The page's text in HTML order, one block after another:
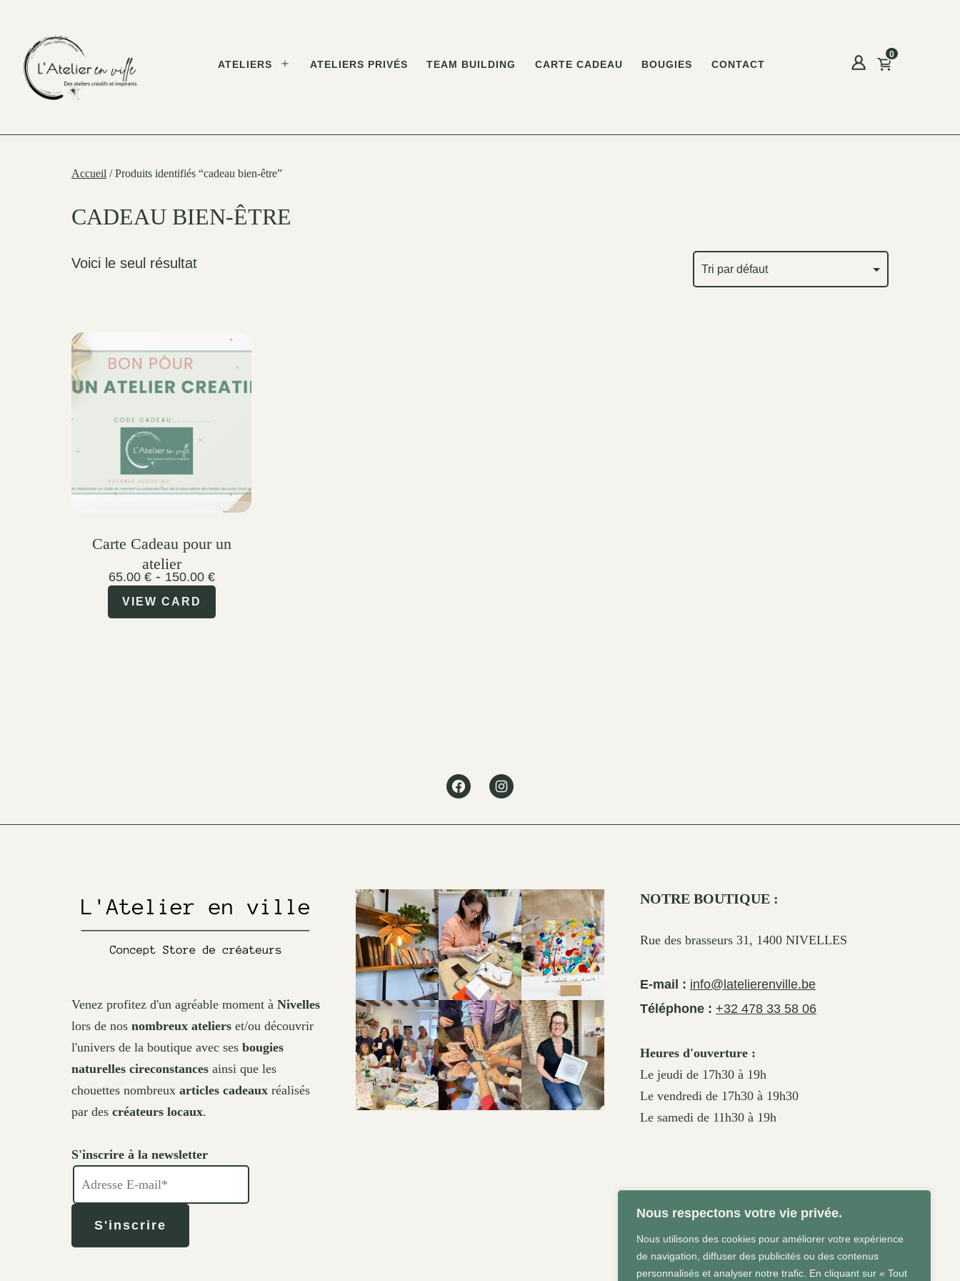
Nous respectons votre vie privée.
Nous utilisons des cookies pour améliorer votre expérience
de navigation, diffuser des publicités ou des contenus
personnalisés et analyser notre trafic. En cliquant sur « Tout
content
en
ATELIERS ATELIERS PRIVÉS TEAM BUILDING CARTE CADEAU BOUGIES CONTACT
0
Accueil / Produits identifiés “cadeau bien-être”
CADEAU BIEN-ÊTRE
Voici le seul résultat
Carte Cadeau pour un
atelier
65.00 €- 150.00 €
VIEW CARD
FacebookInstagram
Venez profitez d'un agréable moment à Nivelles
lors de nos nombreux ateliers et/ou découvrir
l'univers de la boutique avec ses bougies
naturelles cireconstances ainsi que les
chouettes nombreux articles cadeaux réalisés
par des créateurs locaux.
S'inscrire à la newsletter
NOTRE BOUTIQUE :
Rue des brasseurs 31, 1400 NIVELLES
E-mail : info@latelierenville.be
Téléphone : +32 478 33 58 06
Heures d'ouverture :
Le jeudi de 17h30 à 19h
Le vendredi de 17h30 à 19h30
Le samedi de 11h30 à 19h